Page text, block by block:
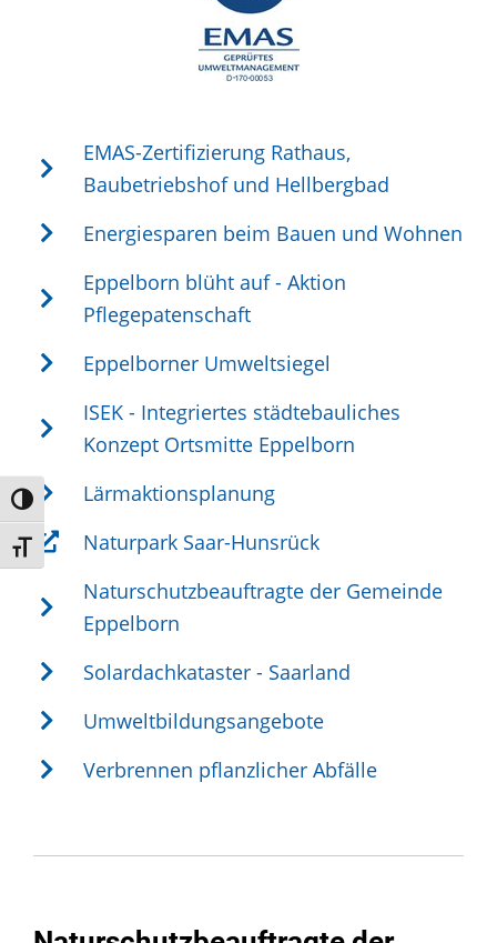
Umschalten auf hohe Kontraste
Schrift vergrößern
EMAS-Zertifizierung Rathaus,
Baubetriebshof und Hellbergbad
Energiesparen beim Bauen und Wohnen
Eppelborn blüht auf - Aktion
Pflegepatenschaft
Eppelborner Umweltsiegel
ISEK - Integriertes städtebauliches
Konzept Ortsmitte Eppelborn
Lärmaktionsplanung
Naturpark Saar-Hunsrück
Naturschutzbeauftragte der Gemeinde
Eppelborn
Solardachkataster - Saarland
Umweltbildungsangebote
Verbrennen pflanzlicher Abfälle